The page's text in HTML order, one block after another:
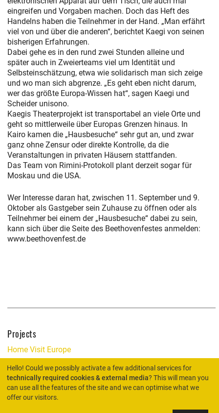
eingreifen und Vorgaben machen. Doch das Heft des
Handelns haben die Teilnehmer in der Hand. „Man erfährt
viel von und über die anderen“, berichtet Kaegi von seinen
bisherigen Erfahrungen.
Dabei gehe es in den rund zwei Stunden alleine und
später auch in Zweierteams viel um Identität und
Selbsteinschätzung, etwa wie solidarisch man sich zeige
und wo man sich abgrenze. „Es geht eben nicht darum,
wer das größte Europa-Wissen hat“, sagen Kaegi und
Scheider unisono.
Kaegis Theaterprojekt ist transportabel an viele Orte und
geht so mittlerweile über Europas Grenzen hinaus. In
Kairo kamen die „Hausbesuche“ sehr gut an, und zwar
ganz ohne Zensur oder direkte Kontrolle, da die
Veranstaltungen in privaten Häusern stattfanden.
Das Team von Rimini-Protokoll plant derzeit sogar für
Moskau und die USA.
Wer Interesse daran hat, zwischen 11. September und 9.
Oktober als Gastgeber sein Zuhause zu öffnen oder als
Teilnehmer bei einem der „Hausbesuche“ dabei zu sein,
kann sich über die Seite des Beethovenfestes anmelden:
www.beethovenfest.de
Projects
Home Visit Europe
HOME
Hello! Could we possibly activate a few additional services for
technically required cookies & external media? This will mean you
can use all the features of the site and we can optimise what we
offer our visitors.